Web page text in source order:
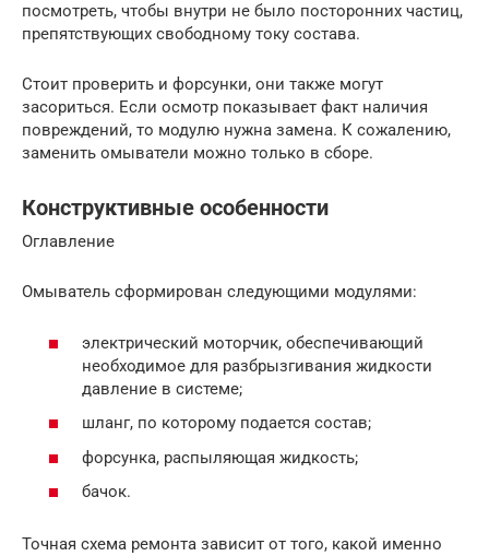
посмотреть, чтобы внутри не было посторонних частиц,
препятствующих свободному току состава.
Стоит проверить и форсунки, они также могут
засориться. Если осмотр показывает факт наличия
повреждений, то модулю нужна замена. К сожалению,
заменить омыватели можно только в сборе.
Конструктивные особенности
Оглавление
Омыватель сформирован следующими модулями:
электрический моторчик, обеспечивающий
необходимое для разбрызгивания жидкости
давление в системе;
шланг, по которому подается состав;
форсунка, распыляющая жидкость;
бачок.
Точная схема ремонта зависит от того, какой именно